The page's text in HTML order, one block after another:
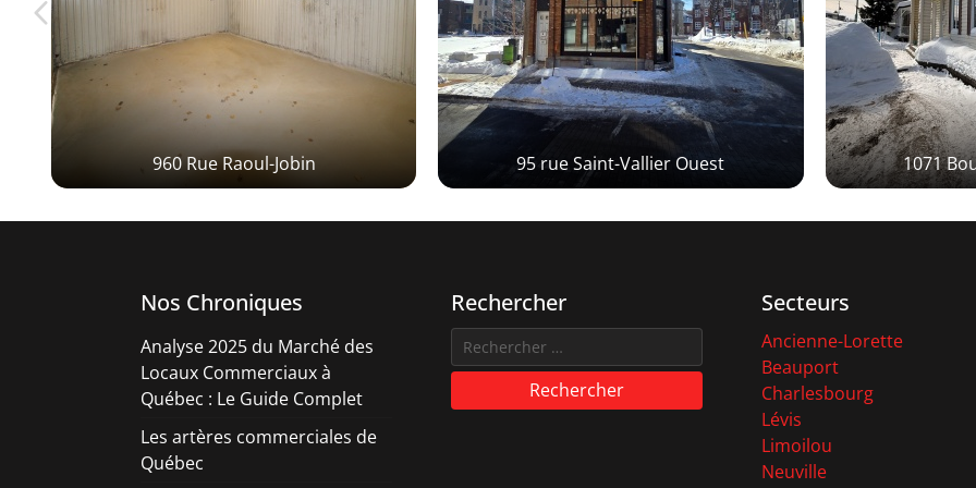
960 Rue Raoul-Jobin 95 rue Saint-Vallier Ouest 1071
Nos Chroniques
Analyse 2025 du Marché des
Locaux Commerciaux à
Québec : Le Guide Complet
Les artères commerciales de
Québec
Rechercher
Rechercher
Secteurs
Ancienne-Lorette
Beauport
Charlesbourg
Lévis
Limoilou
Neuville